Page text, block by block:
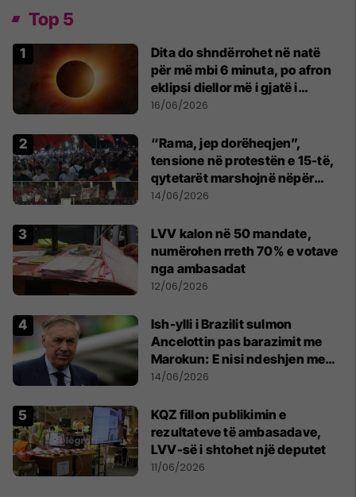
Top 5
Dita do shndërrohet në natë
për më mbi 6 minuta, po afron
eklipsi diellor më i gjatë i
shekullit të 21-të
16/06/2026
“Rama, jep dorëheqjen”,
tensione në protestën e 15-të,
qytetarët marshojnë nëpër
kryeqytet
14/06/2026
LVV kalon në 50 mandate,
numërohen rreth 70% e votave
nga ambasadat
12/06/2026
Ish-ylli i Brazilit sulmon
Ancelottin pas barazimit me
Marokun: E nisi ndeshjen me
formacionin e gabuar
14/06/2026
KQZ fillon publikimin e
rezultateve të ambasadave,
LVV-së i shtohet një deputet
11/06/2026